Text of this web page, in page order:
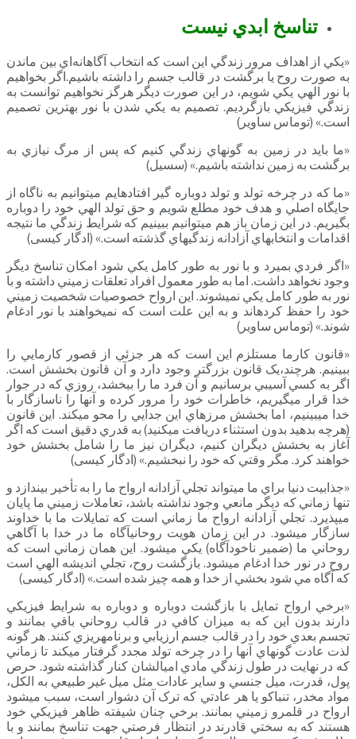
تناسخ ابدي نيست
«يکي از اهداف مرور زندگي اين است که انتخاب آگاهانه­‌اي بين ماندن
به صورت روح يا برگشت در قالب جسم را داشته باشيم.اگر بخواهيم
با نور الهي يکي شويم، در اين صورت ديگر هرگز نخواهيم توانست به
زندگي فيزيکي بازگرديم. تصميم به يکي شدن با نور بهترين تصميم
است.» (توماس ساوير)
«ما بايد در زمين به گونه­اي زندگي کنيم که پس از مرگ نيازي به
برگشت به زمين نداشته باشيم.» (سسيل)
«ما که در چرخه تولد و تولد دوباره گير افتاده­ايم مي­توانيم به ناگاه از
جايگاه اصلي و هدف خود مطلع شويم و حق تولد الهي خود را دوباره
بگيريم. در اين زمان باز هم مي­توانيم ببينيم که شرايط زندگي ما نتيجه
اقدامات و انتخاب­هاي آزادانه زندگي­هاي گذشته است.» (ادگار کیسی)
«اگر فردي بميرد و با نور به طور کامل يکي شود امکان تناسخ ديگر
وجود نخواهد داشت. اما به طور معمول افراد تعلقات زميني داشته و با
نور به طور کامل يکي نمي­شوند. اين ارواح خصوصيات شخصيت زميني
خود را حفظ کرده­اند و به اين علت است که نمي­خواهند با نور ادغام
شوند.» (توماس ساوير)
«قانون کارما مستلزم اين است که هر جزئي از قصور کارمايي را
ببينيم. هرچند،يک قانون بزرگتر وجود دارد و آن قانون بخشش است.
اگر به کسي آسيبي برسانيم و آن فرد ما را ببخشد، روزي که در جوار
خدا قرار مي­گيريم، خاطرات خود را مرور کرده و آنها را ناسازگار با
خدا مي­بينيم، اما بخشش مرزهاي اين جدايي را محو مي­کند. اين قانون
(هرچه بدهيد بدون استثناء دريافت مي­کنيد) به قدري دقيق است که اگر
آغاز به بخشش ديگران کنيم، ديگران نيز ما را شامل بخشش خود
خواهند کرد. مگر وقتي که خود را نبخشيم.» (ادگار کیسی)
«جذابيت دنيا براي ما مي­تواند تجلي آزادانه ارواح ما را به تأخير بيندازد و
تنها زماني که ديگر مانعي وجود نداشته باشد، تعاملات زميني ما پايان
مي­پذيرد. تجلي آزادانه ارواح ما زماني است که تمايلات ما با خداوند
سازگار مي­شود. در اين زمان هويت روحانيآگاه ما در خدا با آگاهي
روحاني ما (ضمير ناخودآگاه) يکي مي­شود. اين همان زماني است که
روح در نور خدا ادغام مي­شود. بازگشت روح، تجلي انديشه الهي است
که آگاه مي­ شود بخشي از خدا و همه چيز شده است.» (ادگار کیسی)
«برخي ارواح تمايل با بازگشت دوباره و دوباره به شرايط فيزيکي
دارند بدون اين که به ميزان کافي در قالب روحاني باقي بمانند و
تجسم بعدي خود را در قالب جسم ارزيابي و برنامه­ريزي کنند. هر گونه
لذت عادت گونه­اي آنها را در چرخه تولد مجدد گرفتار مي­کند تا زماني
که در نهايت در طول زندگي مادي اميالشان کنار گذاشته شود. حرص
پول، قدرت، ميل جنسي و ساير عادات مثل ميل غير طبيعي به الکل،
مواد مخدر، تنباکو يا هر عادتي که ترک آن دشوار است، سبب مي­شود
ارواح در قلمرو زميني بمانند. برخي چنان شيفته ظاهر فيزيکي خود
هستند که به سختي قادرند در انتظار فرصتي جهت تناسخ بمانند و با